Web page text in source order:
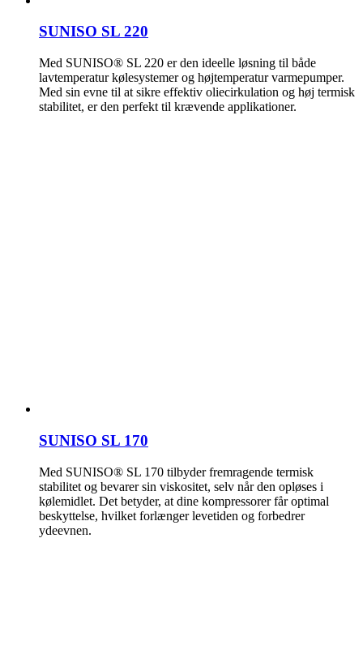
SUNISO SL 220
Med SUNISO® SL 220 er den ideelle løsning til både
lavtemperatur kølesystemer og højtemperatur varmepumper.
Med sin evne til at sikre effektiv oliecirkulation og høj termisk
stabilitet, er den perfekt til krævende applikationer.
SUNISO SL 170
Med SUNISO® SL 170 tilbyder fremragende termisk
stabilitet og bevarer sin viskositet, selv når den opløses i
kølemidlet. Det betyder, at dine kompressorer får optimal
beskyttelse, hvilket forlænger levetiden og forbedrer
ydeevnen.